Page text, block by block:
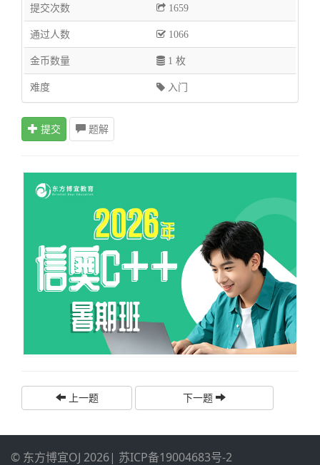
提交次数
1659
通过人数 1066
金币数量 1 枚
难度 入门
提交 题解
上一题 下一题
© 东方博宜OJ 2026| 苏ICP备19004683号-2